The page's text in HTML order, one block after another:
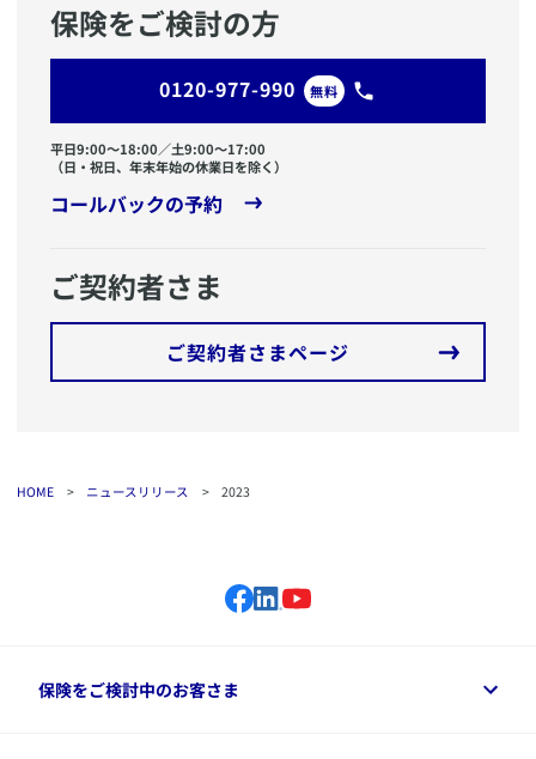
保険をご検討の方
0120-977-990 無料
平日9:00〜18:00／土9:00〜17:00
（日・祝日、年末年始の休業日を除く）
コールバックの予約
ご契約者さま
ご契約者さまページ
HOME > ニュースリリース > 2023
保険をご検討中のお客さま